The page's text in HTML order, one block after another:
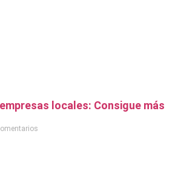
locales: Consigue más